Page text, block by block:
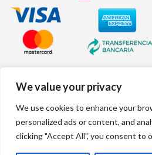
We value your privacy
We use cookies to enhance your
personalized ads or content, and
clicking "Accept All", you consent to
2024 © Todos los
Desarrollo web por: